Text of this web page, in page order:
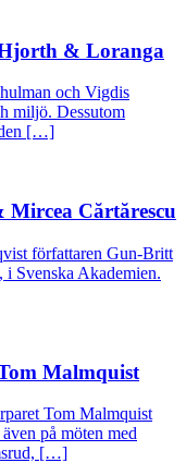
& Loranga
och Vigdis
miljö. Dessutom
[…]
Cărtărescu
författaren Gun-Britt
i Svenska Akademien.
Malmquist
Tom Malmquist
på möten med
[…]